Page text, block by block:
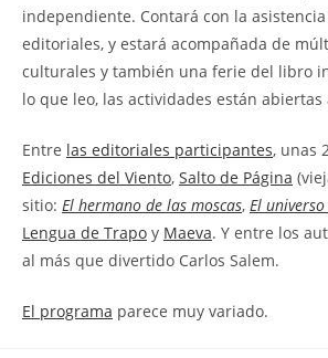
independiente. Contará con la
editoriales, y estará acompañada de
culturales y también una ferie del libro
lo que leo, las actividades están
Entre las editoriales participantes, unas
Ediciones del Viento, Salto de Página
sitio: El hermano de las moscas, El
Lengua de Trapo y Maeva. Y entre los
al más que divertido Carlos Salem.
El programa parece muy variado.